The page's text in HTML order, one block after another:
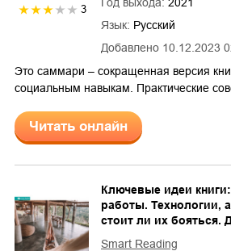
3
Добавлено 10.12.2023
Язык: Русский
Это саммари – сокращенная версия
социальным навыкам. Практические
Читать онлайн
Ключевые идеи
работы. Технологии,
стоит ли их бояться.
Smart Reading